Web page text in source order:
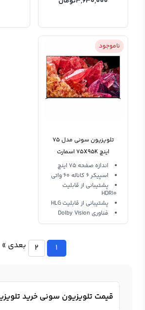
ناموجود
تلویزیون سونی مدل 75
اینچ 75X95K اسمارت
اندازه صفحه 75 اینچ
اسپیکر 6 کاناله 60 واتی
پشتیبانی از قابلیت
HDR10
پشتیبانی از قابلیت HLG
فناوری Dolby Vision
1
2 بعدی »
قیمت تلویزیون سونی خرید